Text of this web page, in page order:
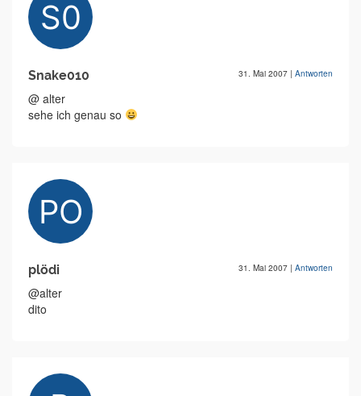
Snake010 31. Mai 2007 | Antworten
@ alter
sehe ich genau so
plödi 31. Mai 2007 | Antworten
@alter
dito